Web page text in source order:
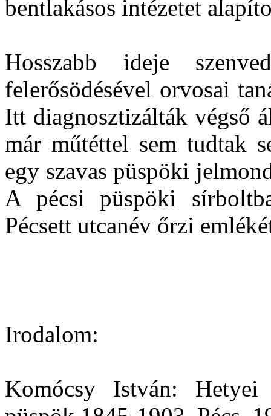
bentlakásos intézetet
Hosszabb ideje
felerősödésével orvosai
Itt diagnosztizálták végső
már műtéttel sem tudtak
egy szavas püspöki
A pécsi püspöki
Pécsett utcanév őrzi
Irodalom:
Komócsy István: